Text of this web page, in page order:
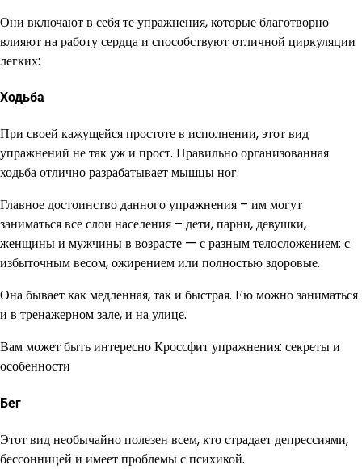
Они включают в себя те упражнения, которые благотворно
влияют на работу сердца и способствуют отличной циркуляции
легких:
Ходьба
При своей кажущейся простоте в исполнении, этот вид
упражнений не так уж и прост. Правильно организованная
ходьба отлично разрабатывает мышцы ног.
Главное достоинство данного упражнения – им могут
заниматься все слои населения – дети, парни, девушки,
женщины и мужчины в возрасте — с разным телосложением: с
избыточным весом, ожирением или полностью здоровые.
Она бывает как медленная, так и быстрая. Ею можно заниматься
и в тренажерном зале, и на улице.
Вам может быть интересно Кроссфит упражнения: секреты и
особенности
Бег
Этот вид необычайно полезен всем, кто страдает депрессиями,
бессонницей и имеет проблемы с психикой.